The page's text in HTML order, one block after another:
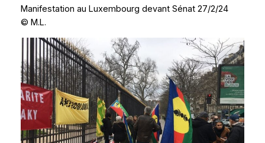
Manifestation au Luxembourg devant Sénat 27/2/24
© M.L.